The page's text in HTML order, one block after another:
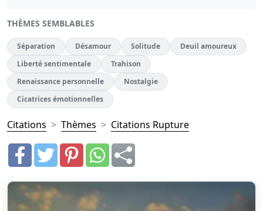
THÈMES SEMBLABLES
Séparation Désamour Solitude
Deuil amoureux
Liberté sentimentale
Trahison
Renaissance personnelle
Nostalgie
Cicatrices émotionnelles
Citations Thèmes Citations Rupture